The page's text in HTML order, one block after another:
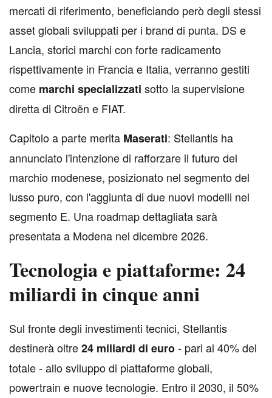
mercati di riferimento, beneficiando però degli stessi
asset globali sviluppati per i brand di punta. DS e
Lancia, storici marchi con forte radicamento
rispettivamente in Francia e Italia, verranno gestiti
come marchi specializzati sotto la supervisione
diretta di Citroën e FIAT.
Capitolo a parte merita Maserati: Stellantis ha
annunciato l'intenzione di rafforzare il futuro del
marchio modenese, posizionato nel segmento del
lusso puro, con l'aggiunta di due nuovi modelli nel
segmento E. Una roadmap dettagliata sarà
presentata a Modena nel dicembre 2026.
Tecnologia e piattaforme: 24
miliardi in cinque anni
Sul fronte degli investimenti tecnici, Stellantis
destinerà oltre24 miliardi di euro- pari al 40% del
totale - allo sviluppo di piattaforme globali,
powertrain e nuove tecnologie. Entro il 2030, il 50%